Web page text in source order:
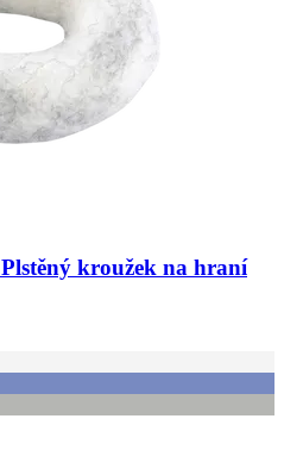
Plstěný kroužek na hraní